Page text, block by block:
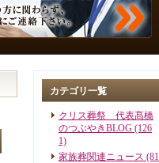
カテゴリ一覧
クリス葬祭 代表髙橋
のつぶやきBLOG (126
1)
家族葬関連ニュース (81